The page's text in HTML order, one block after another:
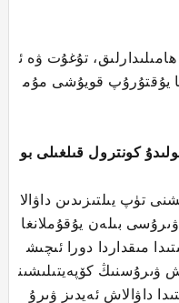
تۇغۇت ۋە ئ
يۇقتۇرۇپ قويۇشى مۇم
كونترول قىلغىلى بو
تۈپ يىلتىزىدىن داۋالا
بىلەن يۇقۇملانغا
مىقداردا دورا ئىچىش
كۆپەيتىلىشىن
داۋالاش ئەيدىز ۋىرۇ